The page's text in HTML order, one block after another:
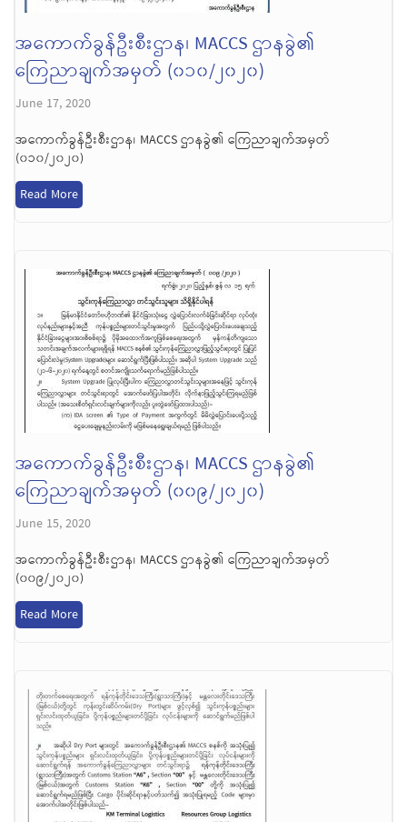
အကောက်ခွန်ဦးစီးဌာန၊ MACCS ဌာနခွဲ၏
ကြေညာချက်အမှတ် (၀၁၀/၂၀၂၀)
June 17, 2020
အကောက်ခွန်ဦးစီးဌာန၊ MACCS ဌာနခွဲ၏ ကြေညာချက်အမှတ်
(၀၁၀/၂၀၂၀)
Read More
အကောက်ခွန်ဦးစီးဌာန၊ MACCS ဌာနခွဲ၏
ကြေညာချက်အမှတ် (၀၀၉/၂၀၂၀)
June 15, 2020
အကောက်ခွန်ဦးစီးဌာန၊ MACCS ဌာနခွဲ၏ ကြေညာချက်အမှတ်
(၀၀၉/၂၀၂၀)
Read More